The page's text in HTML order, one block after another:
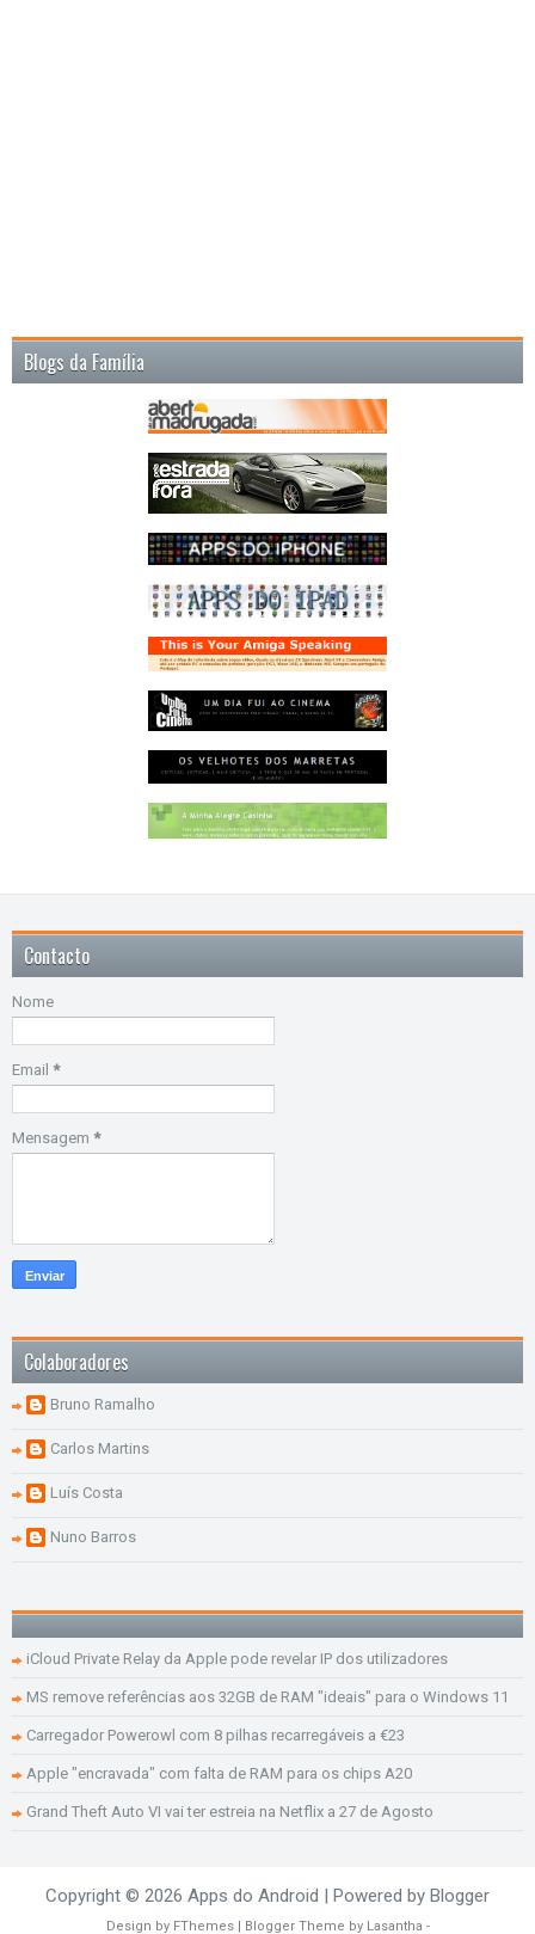
Blogs da Família
Contacto
Nome
Email *
Mensagem *
Colaboradores
Bruno Ramalho
Carlos Martins
Luís Costa
Nuno Barros
iCloud Private Relay da Apple pode revelar IP dos utilizadores
MS remove referências aos 32GB de RAM "ideais" para o Windows 11
Carregador Powerowl com 8 pilhas recarregáveis a €23
Apple "encravada" com falta de RAM para os chips A20
Grand Theft Auto VI vai ter estreia na Netflix a 27 de Agosto
Copyright © 2026 Apps do Android | Powered by Blogger
Design by FThemes| Blogger Theme by Lasantha -